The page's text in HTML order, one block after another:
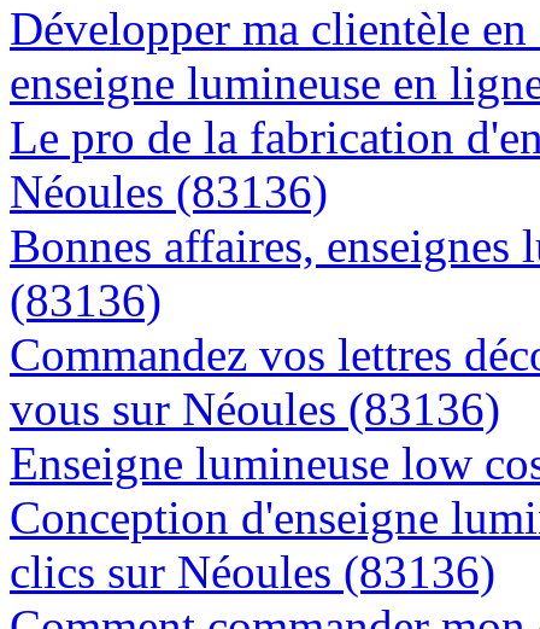
Développer ma clientèle
enseigne lumineuse en
Le pro de la fabrication
Néoules (83136)
Bonnes affaires, enseignes
(83136)
Commandez vos lettres
vous sur Néoules (83136)
Enseigne lumineuse low
Conception d'enseigne
clics sur Néoules (83136)